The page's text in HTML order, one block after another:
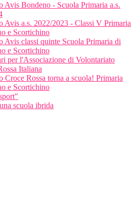
Avis Bondeno - Scuola Primaria a.s.
Avis a.s. 2022/2023 - Classi V Primaria
e Scortichino
Avis classi quinte Scuola Primaria di
e Scortichino
per l'Associazione di Volontariato
Italiana
Croce Rossa torna a scuola! Primaria
e Scortichino
scuola ibrida